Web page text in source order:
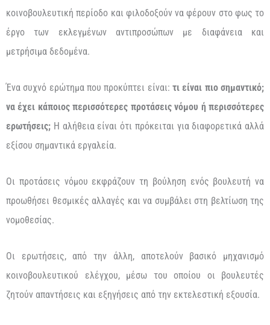
κοινοβουλευτική περίοδο και φιλοδοξούν να φέρουν στο φως το
έργο των εκλεγμένων αντιπροσώπων με διαφάνεια και
μετρήσιμα δεδομένα.
Ένα συχνό ερώτημα που προκύπτει είναι: τι είναι πιο σημαντικό;
να έχει κάποιος περισσότερες προτάσεις νόμου ή περισσότερες
ερωτήσεις; Η αλήθεια είναι ότι πρόκειται για διαφορετικά αλλά
εξίσου σημαντικά εργαλεία.
Οι προτάσεις νόμου εκφράζουν τη βούληση ενός βουλευτή να
προωθήσει θεσμικές αλλαγές και να συμβάλει στη βελτίωση της
νομοθεσίας.
Οι ερωτήσεις, από την άλλη, αποτελούν βασικό μηχανισμό
κοινοβουλευτικού ελέγχου, μέσω του οποίου οι βουλευτές
ζητούν απαντήσεις και εξηγήσεις από την εκτελεστική εξουσία.